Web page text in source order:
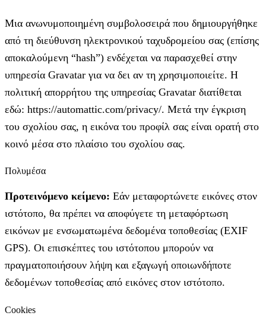
Μια ανωνυμοποιημένη συμβολοσειρά που δημιουργήθηκε
από τη διεύθυνση ηλεκτρονικού ταχυδρομείου σας (επίσης
αποκαλούμενη “hash”) ενδέχεται να παρασχεθεί στην
υπηρεσία Gravatar για να δει αν τη χρησιμοποιείτε. Η
πολιτική απορρήτου της υπηρεσίας Gravatar διατίθεται
εδώ: https://automattic.com/privacy/. Μετά την έγκριση
του σχολίου σας, η εικόνα του προφίλ σας είναι ορατή στο
κοινό μέσα στο πλαίσιο του σχολίου σας.
Πολυμέσα
Προτεινόμενο κείμενο: Εάν μεταφορτώνετε εικόνες στον
ιστότοπο, θα πρέπει να αποφύγετε τη μεταφόρτωση
εικόνων με ενσωματωμένα δεδομένα τοποθεσίας (EXIF
GPS). Οι επισκέπτες του ιστότοπου μπορούν να
πραγματοποιήσουν λήψη και εξαγωγή οποιωνδήποτε
δεδομένων τοποθεσίας από εικόνες στον ιστότοπο.
Cookies